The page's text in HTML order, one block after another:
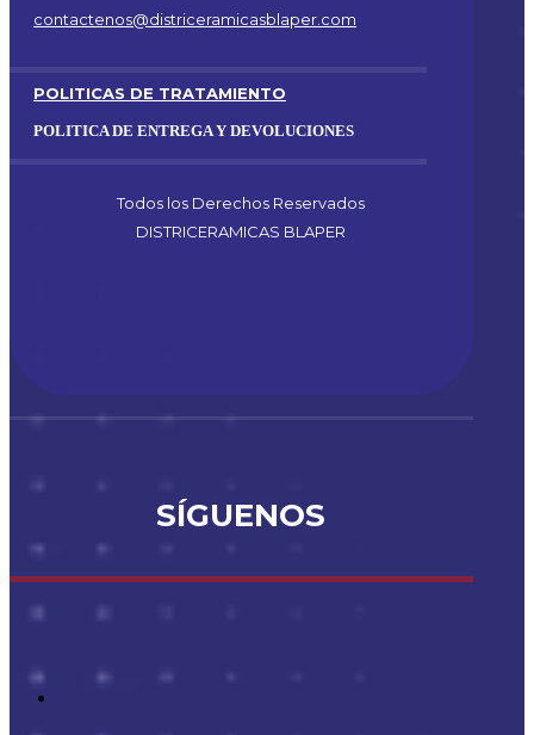
contactenos@districeramicasblaper.com
POLITICAS DE TRATAMIENTO
POLITICA DE ENTREGA Y DEVOLUCIONES
Todos los Derechos Reservados
DISTRICERAMICAS BLAPER
SÍGUENOS